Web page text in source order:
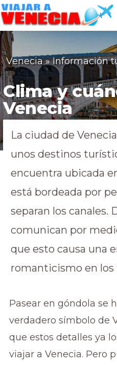
VIAJAR
A
VENECIA
Venecia »Información
Clima y
Venecia
La ciudad de
unos destinos
encuentra ubicada
está bordeada por
separan los canales.
comunican por
que esto causa una
romanticismo en los
Pasear en góndola se
verdadero símbolo de
que estos detalles ya
viajar a Venecia. Pero